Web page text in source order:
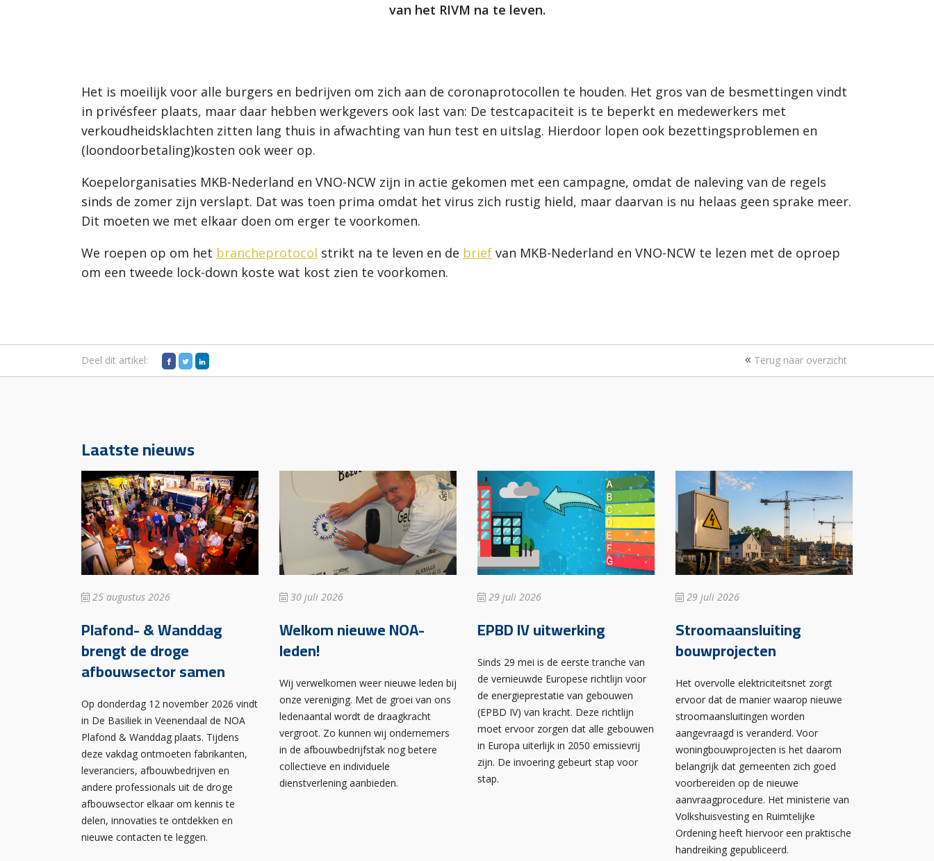
van het RIVM na te leven.
Het is moeilijk voor alle burgers en bedrijven om zich aan de coronaprotocollen te houden. Het gros van de besmettingen vindt
in privésfeer plaats, maar daar hebben werkgevers ook last van: De testcapaciteit is te beperkt en medewerkers met
verkoudheidsklachten zitten lang thuis in afwachting van hun test en uitslag. Hierdoor lopen ook bezettingsproblemen en
(loondoorbetaling)kosten ook weer op.
Koepelorganisaties MKB-Nederland en VNO-NCW zijn in actie gekomen met een campagne, omdat de naleving van de regels
sinds de zomer zijn verslapt. Dat was toen prima omdat het virus zich rustig hield, maar daarvan is nu helaas geen sprake meer.
Dit moeten we met elkaar doen om erger te voorkomen.
We roepen op om het brancheprotocol strikt na te leven en de brief van MKB-Nederland en VNO-NCW te lezen met de oproep
om een tweede lock-down koste wat kost zien te voorkomen.
Deel dit artikel: Terug naar overzicht
Laatste nieuws
25 augustus 2026
Plafond- & Wanddag
brengt de droge
afbouwsector samen
Op donderdag 12 november 2026 vindt
in De Basiliek in Veenendaal de NOA
Plafond & Wanddag plaats. Tijdens
deze vakdag ontmoeten fabrikanten,
leveranciers, afbouwbedrijven en
andere professionals uit de droge
afbouwsector elkaar om kennis te
delen, innovaties te ontdekken en
nieuwe contacten te leggen.
30 juli 2026
Welkom nieuwe NOA-
leden!
Wij verwelkomen weer nieuwe leden bij
onze vereniging. Met de groei van ons
ledenaantal wordt de draagkracht
vergroot. Zo kunnen wij ondernemers
in de afbouwbedrijfstak nog betere
collectieve en individuele
dienstverlening aanbieden.
29 juli 2026
EPBD IV uitwerking
Sinds 29 mei is de eerste tranche van
de vernieuwde Europese richtlijn voor
de energieprestatie van gebouwen
(EPBD IV) van kracht. Deze richtlijn
moet ervoor zorgen dat alle gebouwen
in Europa uiterlijk in 2050 emissievrij
zijn. De invoering gebeurt stap voor
stap.
29 juli 2026
Stroomaansluiting
bouwprojecten
Het overvolle elektriciteitsnet zorgt
ervoor dat de manier waarop nieuwe
stroomaansluitingen worden
aangevraagd is veranderd. Voor
woningbouwprojecten is het daarom
belangrijk dat gemeenten zich goed
voorbereiden op de nieuwe
aanvraagprocedure. Het ministerie van
Volkshuisvesting en Ruimtelijke
Ordening heeft hiervoor een praktische
handreiking gepubliceerd.